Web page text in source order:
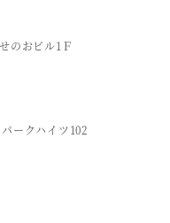
のおビル1Ｆ
ークハイツ102